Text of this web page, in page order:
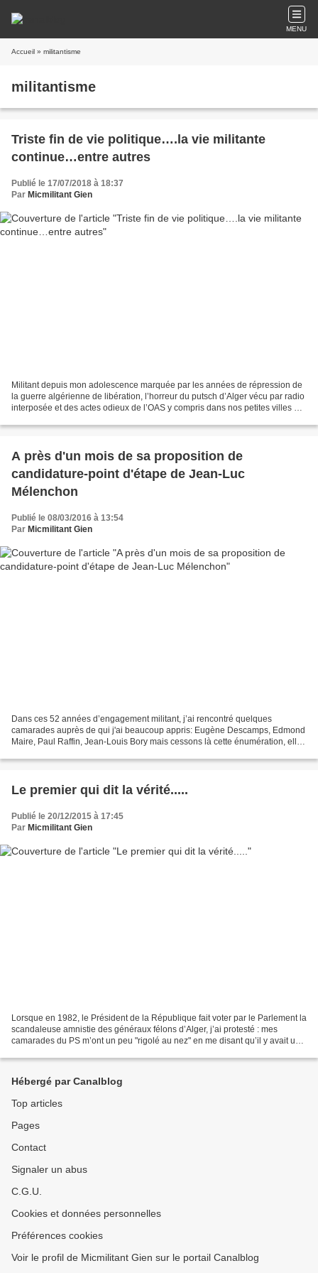
MENU
Accueil » militantisme
militantisme
Triste fin de vie politique….la vie militante
continue…entre autres
Publié le 17/07/2018 à 18:37
Par Micmilitant Gien
Militant depuis mon adolescence marquée par les années de répression de
la guerre algérienne de libération, l’horreur du putsch d’Alger vécu par radio
interposée et des actes odieux de l’OAS y compris dans nos petites villes et
A près d'un mois de sa proposition de
candidature-point d'étape de Jean-Luc
Mélenchon
Publié le 08/03/2016 à 13:54
Par Micmilitant Gien
Dans ces 52 années d’engagement militant, j’ai rencontré quelques
camarades auprès de qui j'ai beaucoup appris: Eugène Descamps, Edmond
Maire, Paul Raffin, Jean-Louis Bory mais cessons là cette énumération, elle
Le premier qui dit la vérité.....
Publié le 20/12/2015 à 17:45
Par Micmilitant Gien
Lorsque en 1982, le Président de la République fait voter par le Parlement la
scandaleuse amnistie des généraux félons d’Alger, j’ai protesté : mes
camarades du PS m’ont un peu "rigolé au nez" en me disant qu’il y avait une
Hébergé par Canalblog
Top articles
Pages
Contact
Signaler un abus
C.G.U.
Cookies et données personnelles
Préférences cookies
Voir le profil de Micmilitant Gien sur le portail Canalblog